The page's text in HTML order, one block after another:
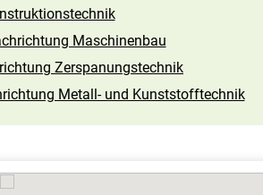
Maschinenbau
Zerspanungstechnik
Metall- und Kunststofftechnik